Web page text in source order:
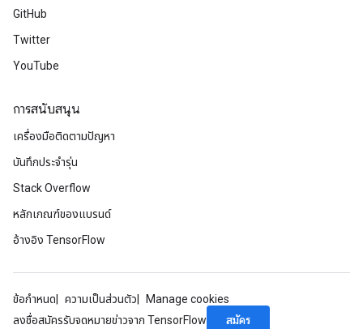
GitHub
Twitter
YouTube
การสนับสนุน
เครื่องมือติดตามปัญหา
บันทึกประจำรุ่น
Stack Overflow
หลักเกณฑ์ของแบรนด์
อ้างอิง TensorFlow
ข้อกำหนด ความเป็นส่วนตัว
Manage cookies
ลงชื่อสมัครรับจดหมายข่าวจาก TensorFlow
สมัคร